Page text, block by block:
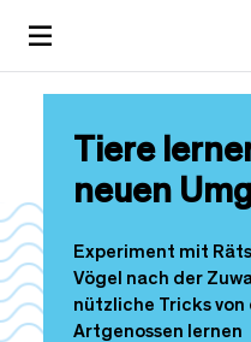
m
n
h
TOGGLE
Tiere
neuen
Experiment mit
Vögel nach der
nützliche Tricks von
Artgenossen lernen